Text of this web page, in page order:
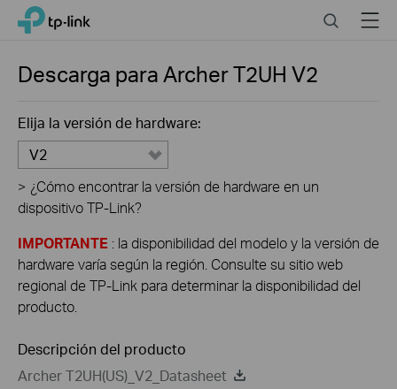
Click
navigation
TP-Link, Reliably Smart SearchMenu
Descarga paraArcher T2UH V2
Elija la versión de hardware:
V2
> ¿Cómo encontrar la versión de hardware en un
dispositivo TP-Link?
IMPORTANTE : la disponibilidad del modelo y la versión de
hardware varía según la región. Consulte su sitio web
regional de TP-Link para determinar la disponibilidad del
producto.
Descripción del producto
Archer T2UH(US)_V2_Datasheet